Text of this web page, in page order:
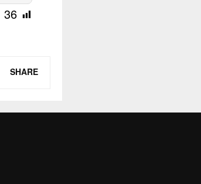
36
SHARE